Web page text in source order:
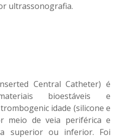
ultrassonografia.
Central Catheter) é
bioestáveis e
idade (silicone e
meio de veia periférica e
superior ou inferior. Foi